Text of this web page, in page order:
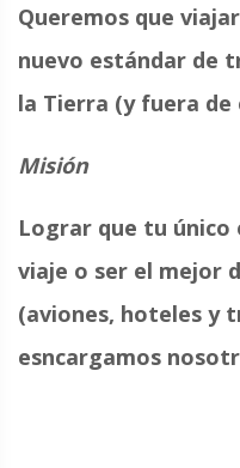
Queremos que
nuevo estándar de
la Tierra (y fuera de
Misión
Lograr que tu
viaje o ser el mejor
(aviones, hoteles y
esncargamos